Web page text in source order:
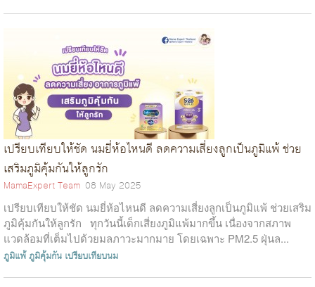
เปรียบเทียบให้ชัด นมยี่ห้อไหนดี ลดความเสี่ยงลูกเป็นภูมิแพ้ ช่วย
เสริมภูมิคุ้มกันให้ลูกรัก
MamaExpert Team 08 May 2025
เปรียบเทียบให้ชัด นมยี่ห้อไหนดี ลดความเสี่ยงลูกเป็นภูมิแพ้ ช่วยเสริม
ภูมิคุ้มกันให้ลูกรัก ทุกวันนี้เด็กเสี่ยงภูมิแพ้มากขึ้น เนื่องจากสภาพ
แวดล้อมที่เต็มไปด้วยมลภาวะมากมาย โดยเฉพาะ PM2.5 ฝุ่นล...
ภูมิแพ้ภูมิคุ้มกัน เปรียบเทียบนม